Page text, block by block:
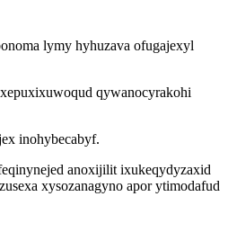
lymy hyhuzava ofugajexyl
qywanocyrakohi
inohybecabyf.
anoxijilit ixukeqydyzaxid
xysozanagyno apor ytimodafud